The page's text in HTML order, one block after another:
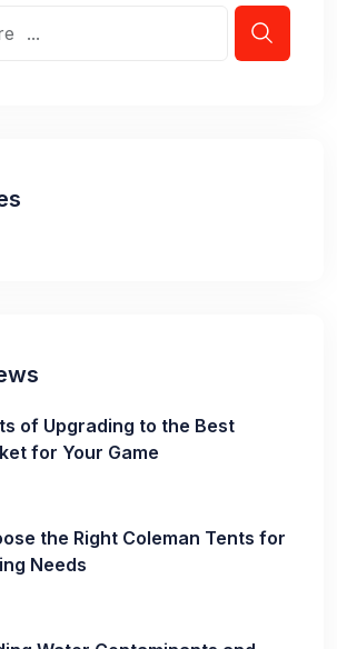
of Upgrading to the Best
for Your Game
the Right Coleman Tents for
Needs